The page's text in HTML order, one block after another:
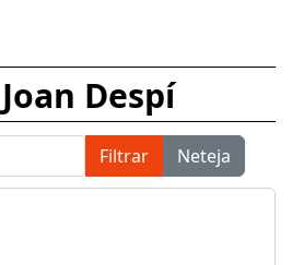
Despí
Filtrar Neteja